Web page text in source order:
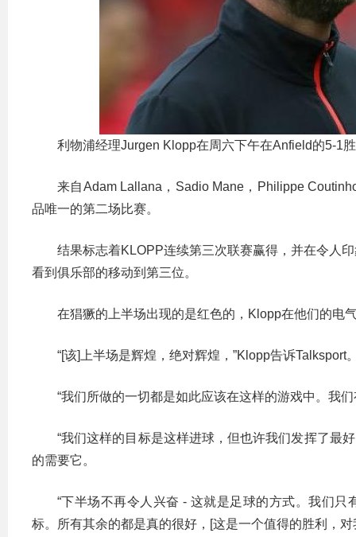
利物浦经理Jurgen Klopp在周六下午在Anfield的5-1
来自Adam Lallana，Sadio Mane，Philippe
品唯一的第二场比赛。
结果标志着KLOPP连续第三次联赛赢得，并在令人
看到俱乐部的移动到第三位。
在猖獗的上半场出现的是红色的，Klopp在他们的电
“[该]上半场是辉煌，绝对辉煌，”Klopp告诉Talksport
“我们所做的一切都是如此应该在这样的游戏中。我
“我们这样的目标是这样进球，但也许我们发挥了最
的需要它。
“下半场不再令人兴奋 - 这就是足球的方式。我们
标。所有其余的都是真的很好，[这是一个值得的胜利，对